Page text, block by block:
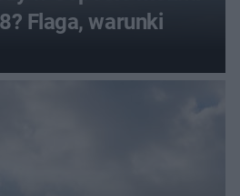
Flaga, warunki